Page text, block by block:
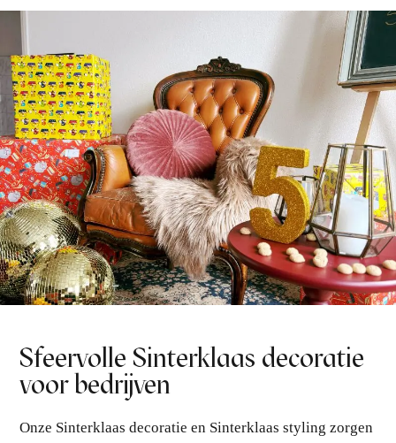
Sfeervolle Sinterklaas decoratie
voor bedrijven
Onze Sinterklaas decoratie en Sinterklaas styling zorgen